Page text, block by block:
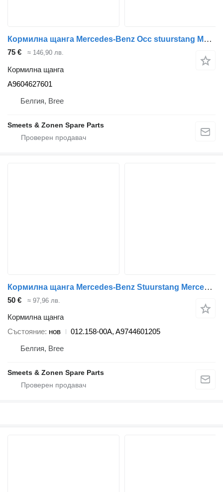
Кормилна щанга Mercedes-Benz Occ stuurstang Mercedes A9604627601 за влекач
75 € ≈ 146,90 лв.
Кормилна щанга
A9604627601
Белгия, Bree
Smeets & Zonen Spare Parts
Кормилна щанга Mercedes-Benz Stuurstang Mercedes 012.158-00A за камион
50 € ≈ 97,96 лв.
Кормилна щанга
Състояние нов
012.158-00A, A9744601205
Белгия, Bree
Smeets & Zonen Spare Parts